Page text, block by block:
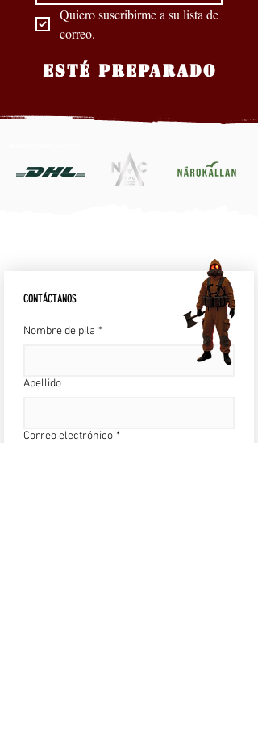
Quiero suscribirme a su lista de
correo.
ESTÉ PREPARADO
CONTÁCTANOS
Nombre de pila *
Apellido
Correo electrónico *